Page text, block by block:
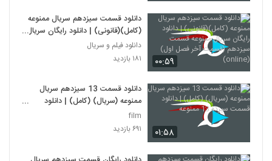
۰۰:۵۹
دانلود قسمت سیزدهم سریال ممنوعه
(کامل)(قانونی) | دانلود رایگان سریال
ممنوعه قسمت سیزدهم (قسمت آخر
فصل اول) (online)
دانلود فیلم و سریال
۱۸۱ بازدید
۰۱:۵۸
دانلود قسمت 13 سیزدهم سریال
ممنوعه (سریال) (کامل) | دانلود
قسمت سیزده 13 ممنوعه
film
۶۹۱ بازدید